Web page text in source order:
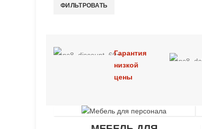
ФИЛЬТРОВАТЬ
Гарантия
низкой
цены